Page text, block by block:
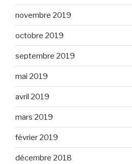
novembre 2019
octobre 2019
septembre 2019
mai 2019
avril 2019
mars 2019
février 2019
décembre 2018